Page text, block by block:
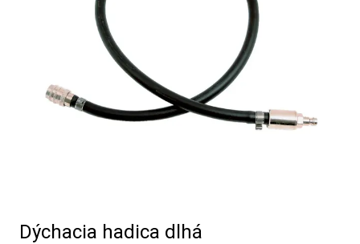
Dýchacia hadica dlhá